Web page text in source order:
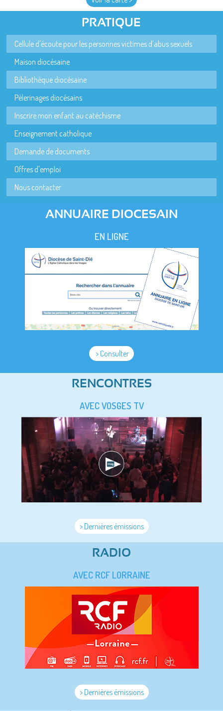
PRATIQUE
Cellule d'écoute pour les personnes victimes d'abus sexuels
Maison diocésaine
Bibliothèque diocésaine
Pèlerinages diocésains
Inscrire mon enfant au catéchisme
Enseignement catholique
Demande de documents
Offres d'emploi
Nous contacter
ANNUAIRE DIOCESAIN
EN LIGNE
> Consulter
RENCONTRES
AVEC VOSGES TV
> Dernières émissions
RADIO
AVEC RCF LORRAINE
> Dernières émissions